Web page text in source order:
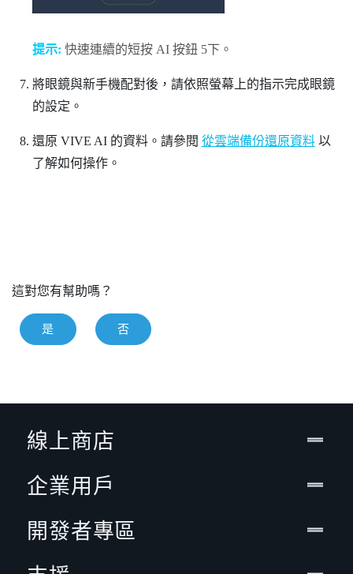
提示: 快速連續的短按 AI 按鈕5下。
將眼鏡與新手機配對後，請依照螢幕上的指示完成眼鏡
的設定。
還原 VIVE AI 的資料。請參閱 從雲端備份還原資料以
了解如何操作。
這對您有幫助嗎？
是 否
線上商店
企業用戶
開發者專區